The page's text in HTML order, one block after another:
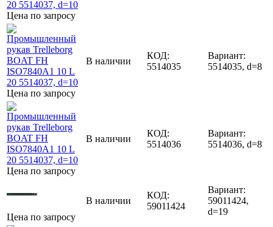
Цена по запросу
Цена по запросу
В наличии
КОД:
5514035
Вариант:
5514035, d=8
Цена по запросу
В наличии
КОД:
5514036
Вариант:
5514036, d=8
Цена по запросу
В наличии
КОД:
59011424
Вариант:
59011424,
d=19